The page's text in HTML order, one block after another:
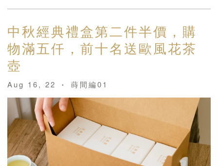
中秋經典禮盒第二件半價，購
物滿五仟，前十名送歐風花茶
壺
Aug 16, 22 • 蒔間編01